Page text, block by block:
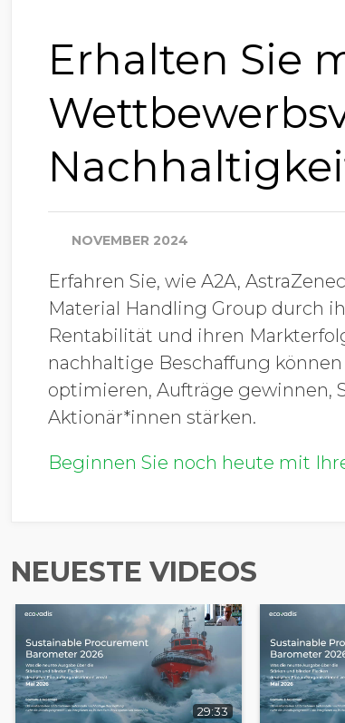
Erhalten Sie
NOVEMBER 2024
Erfahren Sie, wie A2A,
Material Handling Group durch
Rentabilität und ihren
nachhaltige Beschaffung
optimieren, Aufträge gewinnen,
Aktionär*innen stärken.
Beginnen Sie noch heute mit
NEUESTE VIDEOS
29:33